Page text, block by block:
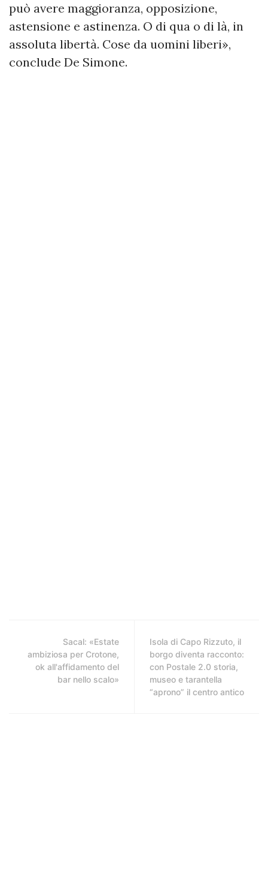
può avere maggioranza, opposizione,
astensione e astinenza. O di qua o di là, in
assoluta libertà. Cose da uomini liberi»,
conclude De Simone.
Sacal: «Estate
ambiziosa per Crotone,
ok all'affidamento del
bar nello scalo»
Isola di Capo Rizzuto, il
borgo diventa racconto:
con Postale 2.0 storia,
museo e tarantella
“aprono” il centro antico